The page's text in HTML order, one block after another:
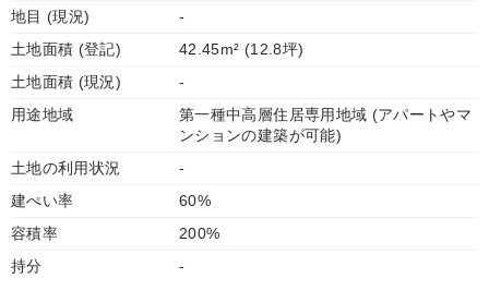
地目 (現況)
-
土地面積 (登記)
42.45m² (12.8坪)
土地面積 (現況)
-
用途地域
第一種中高層住居専用地域 (アパートやマ
ンションの建築が可能)
土地の利用状況
-
建ぺい率
60%
容積率
200%
持分
-